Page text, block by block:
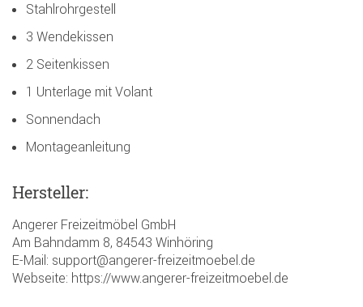
Stahlrohrgestell
3 Wendekissen
2 Seitenkissen
1 Unterlage mit Volant
Sonnendach
Montageanleitung
Hersteller:
Angerer Freizeitmöbel GmbH
Am Bahndamm 8, 84543 Winhöring
E-Mail: support@angerer-freizeitmoebel.de
Webseite: https://www.angerer-freizeitmoebel.de